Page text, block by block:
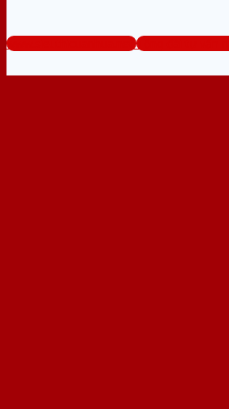
www.sieuthicuanhua.net Tổng đài tư vấn